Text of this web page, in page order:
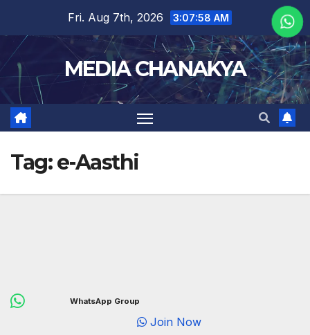
Fri. Aug 7th, 2026 3:07:59 AM
MEDIA CHANAKYA
Tag:e-Aasthi
WhatsApp Group
Join Now